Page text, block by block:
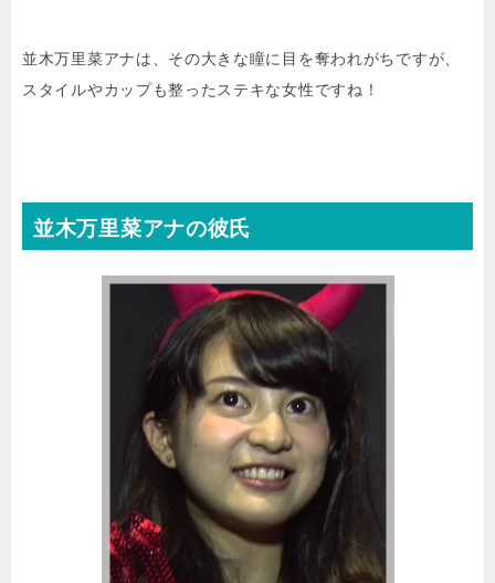
並木万里菜アナは、その大きな瞳に目を奪われがちですが、
スタイルやカップも整ったステキな女性ですね！
並木万里菜アナの彼氏